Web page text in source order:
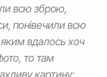
всю зброю,
понівечили всю
вдалось хоч
то там
картину: